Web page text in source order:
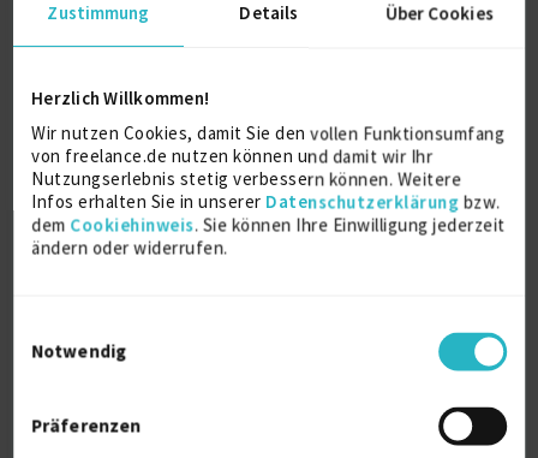
Zustimmung Details Über Cookies
Herzlich Willkommen!
Wir nutzen Cookies, damit Sie den vollen Funktionsumfang
von freelance.de nutzen können und damit wir Ihr
Nutzungserlebnis stetig verbessern können. Weitere
Infos erhalten Sie in unserer Datenschutzerklärung bzw.
dem Cookiehinweis. Sie können Ihre Einwilligung jederzeit
ändern oder widerrufen.
Notwendig
Präferenzen
zertifizierter Business-Coach, Trainer und
Berater
Training - Coaching-Kompetenzen
27 J.
Führungstraining
23 J. Personalführung 22 J.
D-51371 Leverkusen